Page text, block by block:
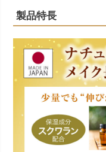
製品特長